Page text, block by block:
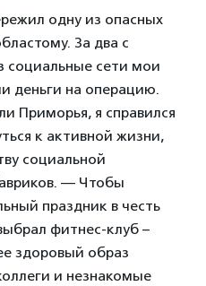
одну из опасных
За два с
социальные сети мои
деньги на операцию.
Приморья, я справился
к активной жизни,
социальной
— Чтобы
праздник в честь
фитнес-клуб –
здоровый образ
и незнакомые